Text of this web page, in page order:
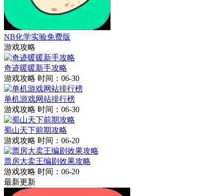
NB化学实验免费版
游戏攻略
奇迹暖暖新手攻略
游戏攻略 时间：06-30
单机游戏网站排行榜
游戏攻略 时间：06-30
蜀山天下前期攻略
游戏攻略 时间：06-20
票房大卖王编剧效果攻略
游戏攻略 时间：06-20
最新更新